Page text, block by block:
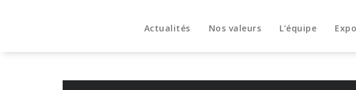
Actualités Nos valeurs L’équipe